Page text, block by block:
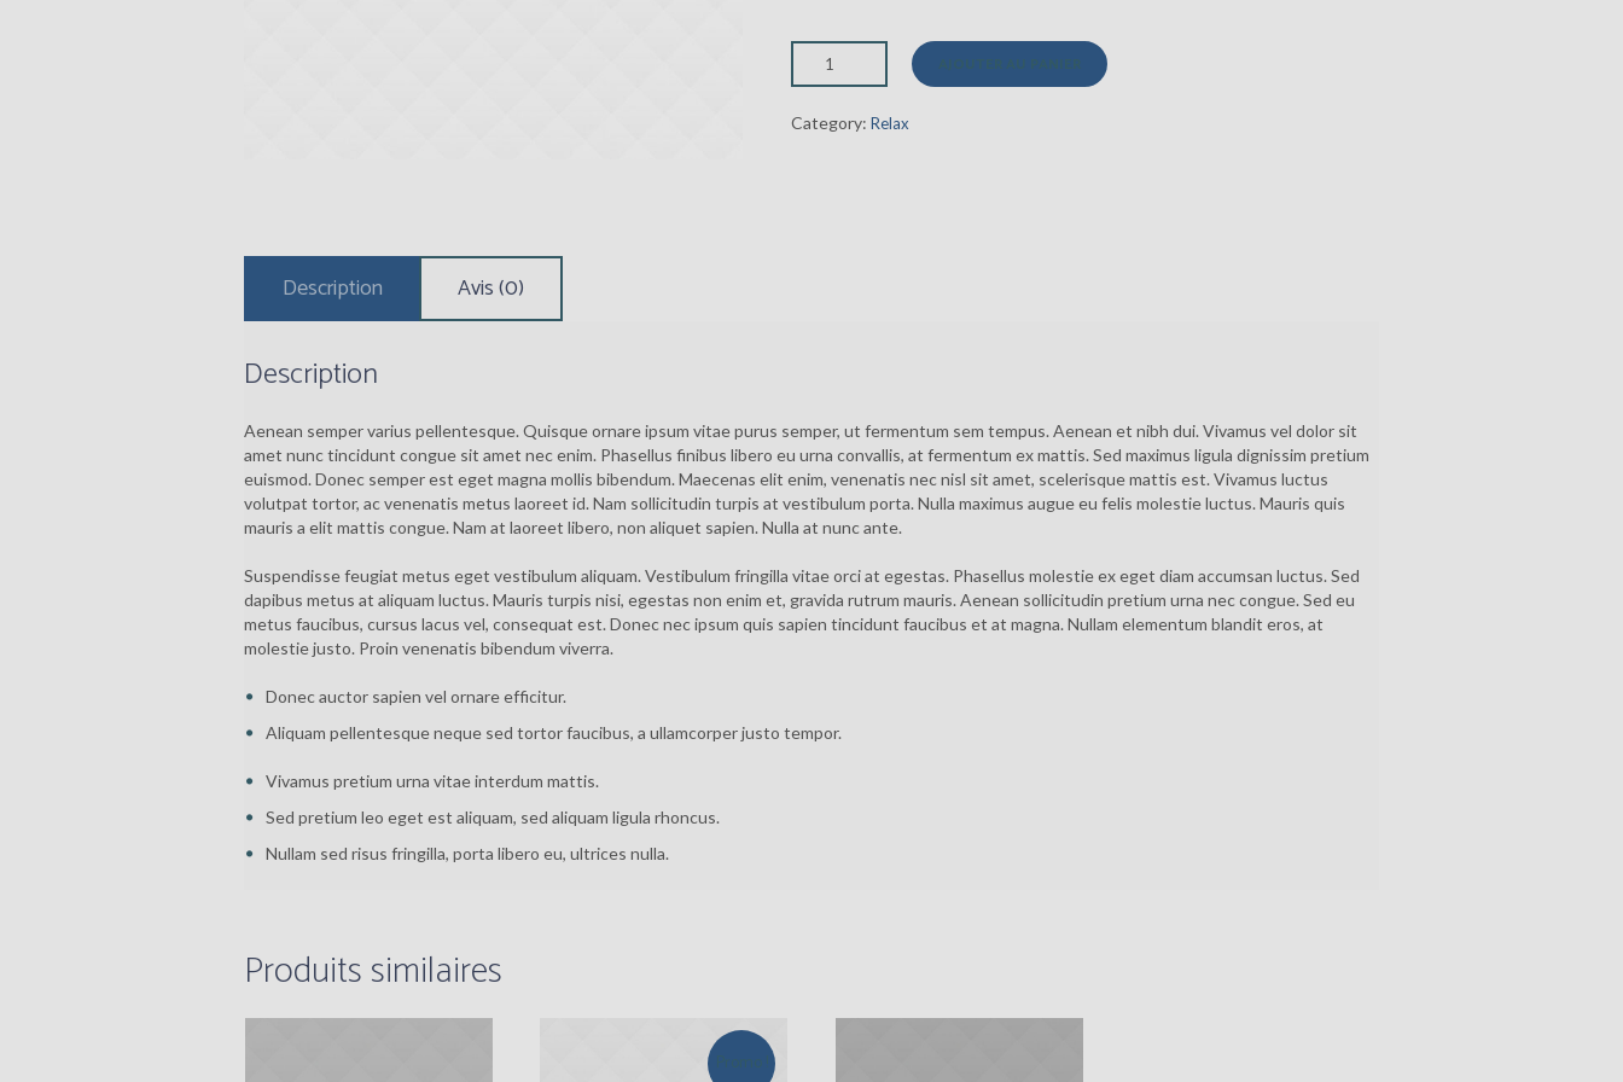
était :
12,00 €.
est :
9,99 €.
AJOUTER AU PANIER
Category: Relax
Description Avis (0)
Description
Aenean semper varius pellentesque. Quisque ornare ipsum vitae purus semper, ut fermentum sem tempus. Aenean et nibh dui. Vivamus vel dolor sit
amet nunc tincidunt congue sit amet nec enim. Phasellus finibus libero eu urna convallis, at fermentum ex mattis. Sed maximus ligula dignissim pretium
euismod. Donec semper est eget magna mollis bibendum. Maecenas elit enim, venenatis nec nisl sit amet, scelerisque mattis est. Vivamus luctus
volutpat tortor, ac venenatis metus laoreet id. Nam sollicitudin turpis at vestibulum porta. Nulla maximus augue eu felis molestie luctus. Mauris quis
mauris a elit mattis congue. Nam at laoreet libero, non aliquet sapien. Nulla at nunc ante.
Suspendisse feugiat metus eget vestibulum aliquam. Vestibulum fringilla vitae orci at egestas. Phasellus molestie ex eget diam accumsan luctus. Sed
dapibus metus at aliquam luctus. Mauris turpis nisi, egestas non enim et, gravida rutrum mauris. Aenean sollicitudin pretium urna nec congue. Sed eu
metus faucibus, cursus lacus vel, consequat est. Donec nec ipsum quis sapien tincidunt faucibus et at magna. Nullam elementum blandit eros, at
molestie justo. Proin venenatis bibendum viverra.
Donec auctor sapien vel ornare efficitur.
Aliquam pellentesque neque sed tortor faucibus, a ullamcorper justo tempor.
Vivamus pretium urna vitae interdum mattis.
Sed pretium leo eget est aliquam, sed aliquam ligula rhoncus.
Nullam sed risus fringilla, porta libero eu, ultrices nulla.
Produits similaires
Promo !